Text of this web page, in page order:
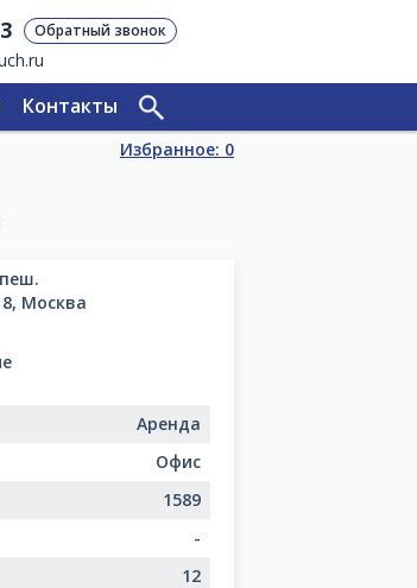
Обратный звонок
Контакты
Избранное: 0
Москва
Аренда
Офис
1589
-
12